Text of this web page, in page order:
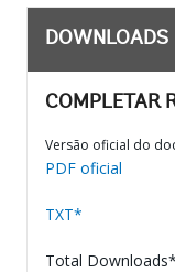
DOWNLOADS
COMPLETAR
Versão oficial do
PDF oficial
TXT*
Total